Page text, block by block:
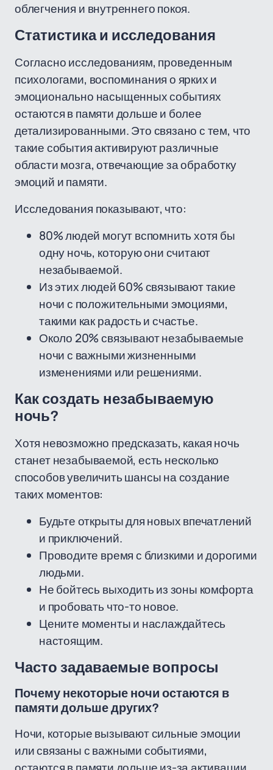
облегчения и внутреннего покоя.
Статистика и исследования
Согласно исследованиям, проведенным
психологами, воспоминания о ярких и
эмоционально насыщенных событиях
остаются в памяти дольше и более
детализированными. Это связано с тем, что
такие события активируют различные
области мозга, отвечающие за обработку
эмоций и памяти.
Исследования показывают, что:
80% людей могут вспомнить хотя бы
одну ночь, которую они считают
незабываемой.
Из этих людей 60% связывают такие
ночи с положительными эмоциями,
такими как радость и счастье.
Около 20% связывают незабываемые
ночи с важными жизненными
изменениями или решениями.
Как создать незабываемую
ночь?
Хотя невозможно предсказать, какая ночь
станет незабываемой, есть несколько
способов увеличить шансы на создание
таких моментов:
Будьте открыты для новых впечатлений
и приключений.
Проводите время с близкими и дорогими
людьми.
Не бойтесь выходить из зоны комфорта
и пробовать что-то новое.
Цените моменты и наслаждайтесь
настоящим.
Часто задаваемые вопросы
Почему некоторые ночи остаются в
памяти дольше других?
Ночи, которые вызывают сильные эмоции
или связаны с важными событиями,